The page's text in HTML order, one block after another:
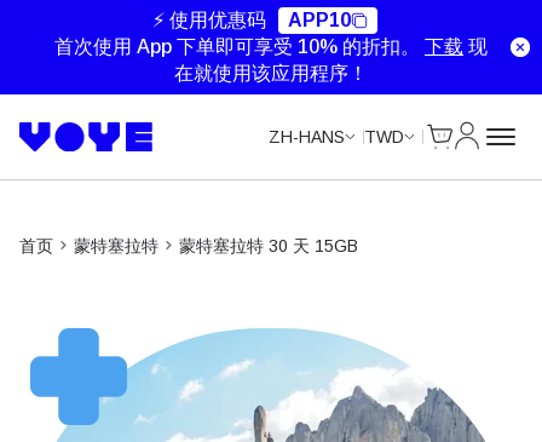
⚡ 使用优惠码
APP10
首次使用 App 下单即可享受 10% 的折扣。 下载 现
在就使用该应用程序！
ZH-HANS TWD
首页 蒙特塞拉特 蒙特塞拉特 30 天 15GB